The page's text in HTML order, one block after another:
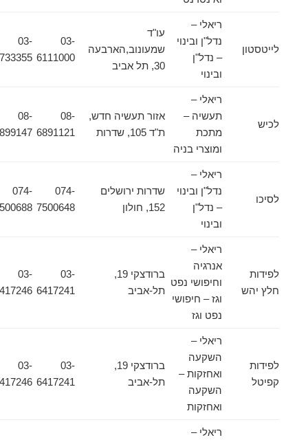
לייטסטון
ריאלי –
נדל"ן ובינוי
– נדל"ן
ובינוי
שמעונוב,הארבעה
6111000
6733355
לכיש
ריאלי –
תעשיה –
מתכת
ומוצרי בניה
אזור תעשיה חדש,
08-
6891121
6899147
לסיכו
ריאלי –
נדל"ן ובינוי
– נדל"ן
ובינוי
שדרות ירושלים
074-
7500648
074-
7500688
לפידות
חלץ יהש
ריאלי –
אנרגיה
וחיפושי נפט
וגז – חיפושי
נפט וגז
ברודצקי 19,
תל-אביב
6417241
6417246
לפידות
קפיטל
ריאלי –
השקעה
ואחזקות –
השקעה
ואחזקות
ברודצקי 19,
תל-אביב
6417241
6417246
ריאלי –